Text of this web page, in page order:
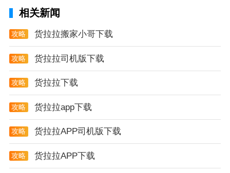
相关新闻
攻略 货拉拉搬家小哥下载
攻略 货拉拉司机版下载
攻略 货拉拉下载
攻略 货拉拉app下载
攻略 货拉拉APP司机版下载
攻略 货拉拉APP下载